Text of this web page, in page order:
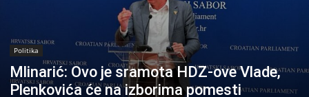
Politika
Mlinarić: Ovo je sramota HDZ-ove Vlade,
Plenkovića će na izborima pomesti